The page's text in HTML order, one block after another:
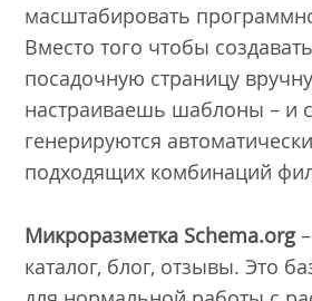
масштабировать
Вместо того чтобы
посадочную страницу
настраиваешь шаблоны – и
генерируются
подходящих комбинаций
Микроразметка Schema.org
каталог, блог, отзывы. Это